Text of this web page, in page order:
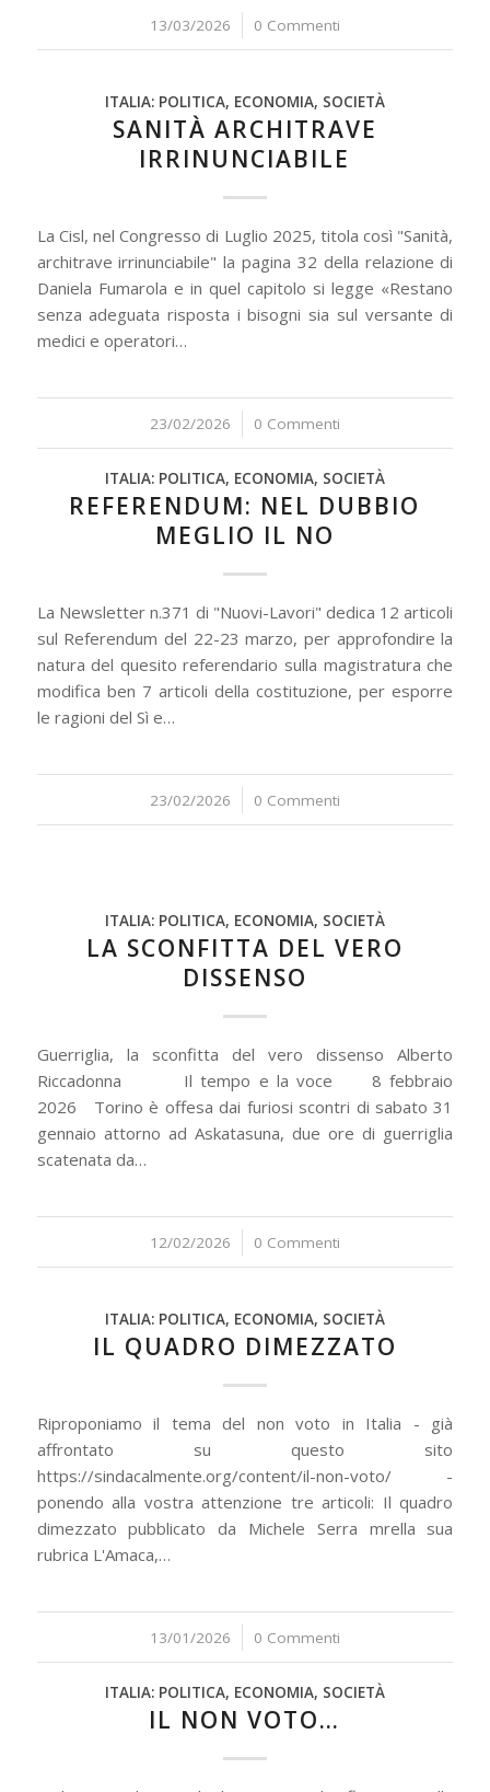
13/03/2026
/ 0 Commenti
ITALIA: POLITICA, ECONOMIA, SOCIETÀ
SANITÀ ARCHITRAVE
IRRINUNCIABILE
La Cisl, nel Congresso di Luglio 2025, titola così "Sanità,
architrave irrinunciabile" la pagina 32 della relazione di
Daniela Fumarola e in quel capitolo si legge «Restano
senza adeguata risposta i bisogni sia sul versante di
medici e operatori…
23/02/2026
/ 0 Commenti
ITALIA: POLITICA, ECONOMIA, SOCIETÀ
REFERENDUM: NEL DUBBIO
MEGLIO IL NO
La Newsletter n.371 di "Nuovi-Lavori" dedica 12 articoli
sul Referendum del 22-23 marzo, per approfondire la
natura del quesito referendario sulla magistratura che
modifica ben 7 articoli della costituzione, per esporre
le ragioni del Sì e…
23/02/2026
/ 0 Commenti
ITALIA: POLITICA, ECONOMIA, SOCIETÀ
LA SCONFITTA DEL VERO
DISSENSO
Guerriglia, la sconfitta del vero dissenso Alberto
Riccadonna Il tempo e la voce 8 febbraio
2026 Torino è offesa dai furiosi scontri di sabato 31
gennaio attorno ad Askatasuna, due ore di guerriglia
scatenata da…
12/02/2026
/ 0 Commenti
ITALIA: POLITICA, ECONOMIA, SOCIETÀ
IL QUADRO DIMEZZATO
Riproponiamo il tema del non voto in Italia - già
affrontato su questo sito
https://sindacalmente.org/content/il-non-voto/ -
ponendo alla vostra attenzione tre articoli: Il quadro
dimezzato pubblicato da Michele Serra mrella sua
rubrica L'Amaca,…
13/01/2026
/ 0 Commenti
ITALIA: POLITICA, ECONOMIA, SOCIETÀ
IL NON VOTO…